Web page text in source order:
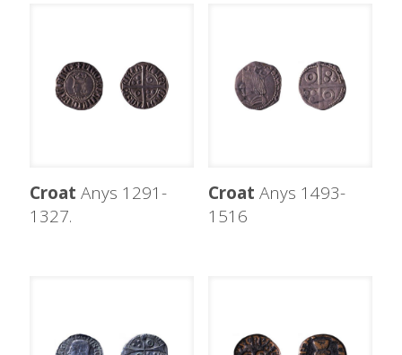
Croat Anys 1291-
1327.
Croat Anys 1493-
1516